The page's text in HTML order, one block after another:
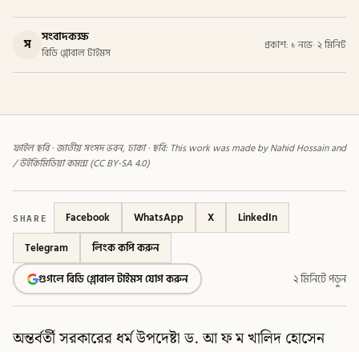
স সংবাদকক্ষ
বিডি গ্লোবাল টাইমস
প্রকাশ: ১ নভে· ২ মিনিট
ফাইল ছবি · জাতীয় সংসদ ভবন, ঢাকা · ছবি: This work was made by Nahid Hossain and
/ উইকিমিডিয়া কমন্স (CC BY-SA 4.0)
SHARE Facebook WhatsApp X
LinkedIn
Telegram
লিংক কপি করুন
গুগলে বিডি গ্লোবাল টাইমস যোগ করুন
২ মিনিটে পড়ুন
অন্তর্বর্তী সরকারের ধর্ম উপদেষ্টা ড. আ ফ ম খালিদ হোসেন